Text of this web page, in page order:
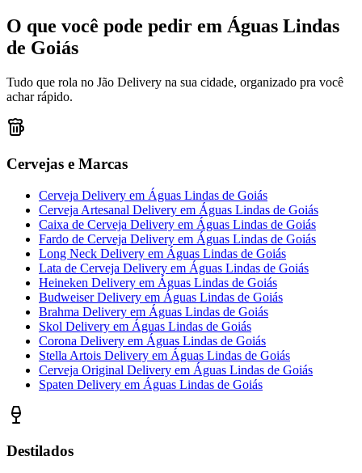
O que você pode pedir em Águas Lindas
de Goiás
Tudo que rola no Jão Delivery na sua cidade, organizado pra você
achar rápido.
Cervejas e Marcas
Cerveja Delivery em Águas Lindas de Goiás
Cerveja Artesanal Delivery em Águas Lindas de Goiás
Caixa de Cerveja Delivery em Águas Lindas de Goiás
Fardo de Cerveja Delivery em Águas Lindas de Goiás
Long Neck Delivery em Águas Lindas de Goiás
Lata de Cerveja Delivery em Águas Lindas de Goiás
Heineken Delivery em Águas Lindas de Goiás
Budweiser Delivery em Águas Lindas de Goiás
Brahma Delivery em Águas Lindas de Goiás
Skol Delivery em Águas Lindas de Goiás
Corona Delivery em Águas Lindas de Goiás
Stella Artois Delivery em Águas Lindas de Goiás
Cerveja Original Delivery em Águas Lindas de Goiás
Spaten Delivery em Águas Lindas de Goiás
Destilados